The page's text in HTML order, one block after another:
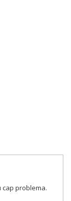
problema.